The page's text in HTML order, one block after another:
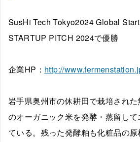
SusHi Tech Tokyo2024 Global
STARTUP PITCH 2024で優勝
企業HP： http://
岩手県奥州市の休耕田で栽培され
のオーガニック米を発酵・蒸留し
ている。残った発酵粕も化粧品の